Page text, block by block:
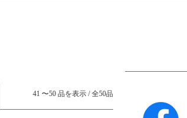
41 〜50 品を表示 / 全50品